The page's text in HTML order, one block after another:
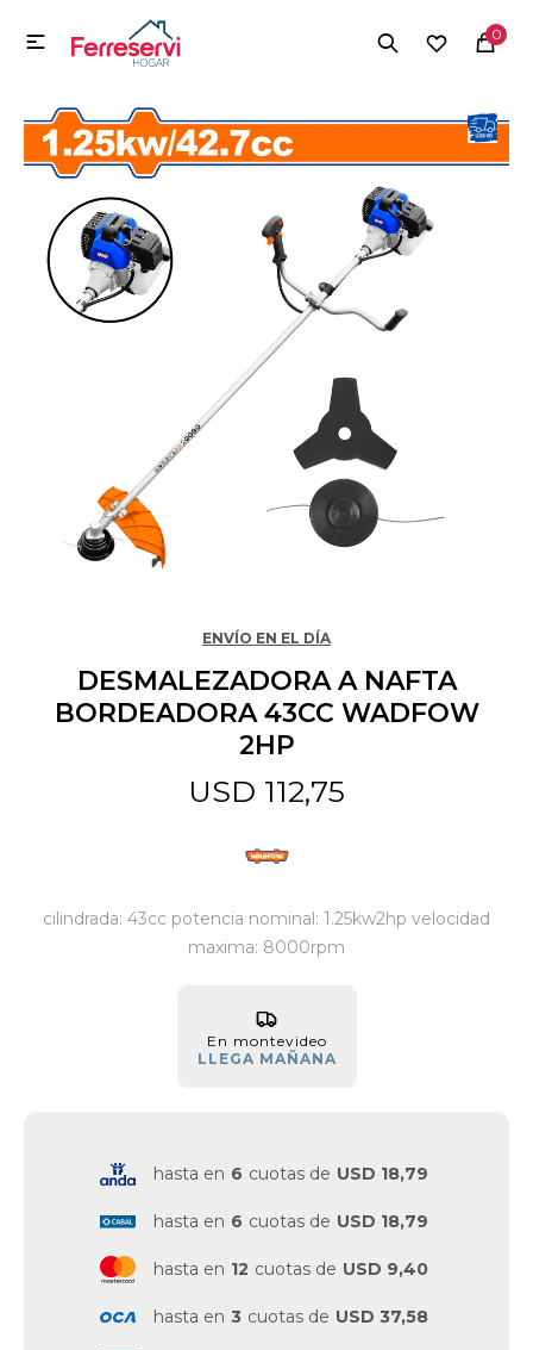
0

ENVÍO EN EL DÍA
DESMALEZADORA A NAFTA
BORDEADORA 43CC WADFOW
2HP
USD 112,75
cilindrada: 43cc potencia nominal: 1.25kw2hp velocidad
maxima: 8000rpm
En montevideo
LLEGA MAÑANA
hasta en 6 cuotas de USD 18,79
hasta en 6 cuotas de USD 18,79
hasta en 12 cuotas de USD 9,40
hasta en 3 cuotas de USD 37,58
MI CUENTA
Herramientas y Construcción
Electrodomésticos
Camping
Mascotas
Juguetes y artículos para bebé